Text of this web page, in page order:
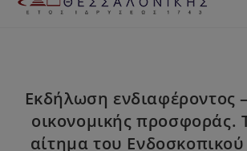
Εκδήλωση ενδιαφέροντος
οικονομικής προσφοράς.
αίτημα του